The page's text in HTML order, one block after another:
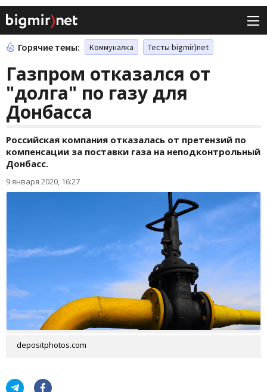
Горячие темы: Коммуналка Тесты bigmir)net
Газпром отказался от
"долга" по газу для
Донбасса
Российская компания отказалась от претензий по
компенсации за поставки газа на неподконтрольный
Донбасс.
9 января 2020, 16:27
depositphotos.com